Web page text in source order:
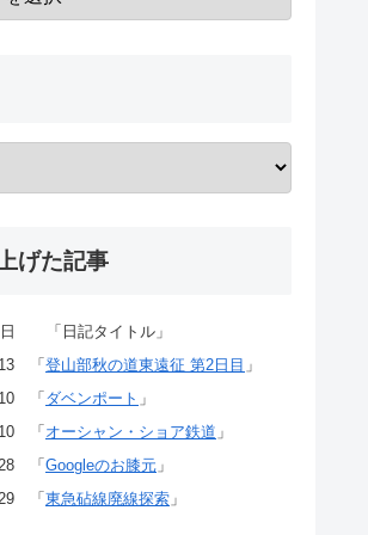
げた記事
日 「日記タイトル」
「 登山部秋の道東遠征 第2日目 」
「 ダベンポート 」
「 オーシャン・ショア鉄道 」
「 Googleのお膝元 」
「 東急砧線廃線探索 」